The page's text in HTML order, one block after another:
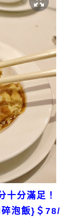
十分滿足！
泡飯}＄78/